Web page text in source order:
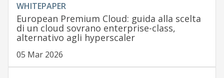
WHITEPAPER
European Premium Cloud: guida alla scelta
di un cloud sovrano enterprise-class,
alternativo agli hyperscaler
05 Mar 2026